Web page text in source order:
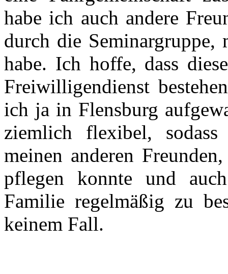
habe ich auch andere
durch die
habe. Ich hoffe, dass
Freiwilligendienst
ich ja in Flensburg
ziemlich flexibel,
meinen anderen
pflegen konnte und
Familie regelmäßig zu
keinem Fall.